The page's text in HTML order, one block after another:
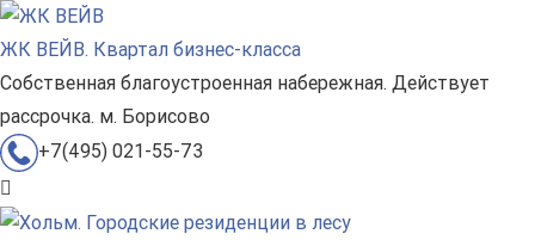
ЖК ВЕЙВ. Квартал бизнес-класса
Собственная благоустроенная набережная. Действует
рассрочка. м. Борисово
+7(495) 021-55-73